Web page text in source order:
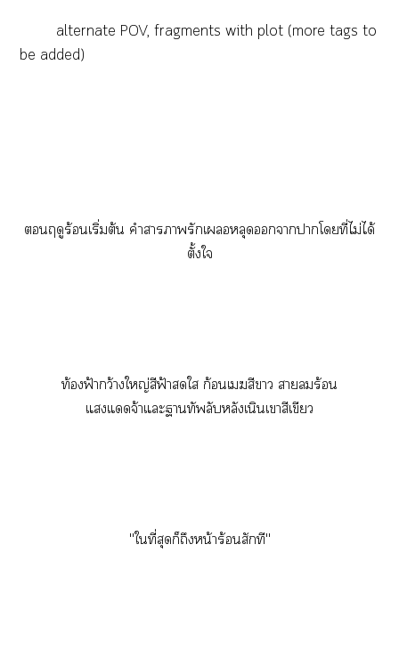
alternate POV, fragments with plot (more tags to
be added)
ฤดูร้อนเริ่มต้น คำาารักเหลุดาาโที่ไม่ได้
ตั้งใ
ท้องฟ้ากว้างใหญ่สีฟ้าใ ก้อนเสีา าร้อน
แแจ้าแะาทัพลับหลังเนินเาสีเขียว
"ใที่สุดก็ถึงหน้าร้อนสักที"